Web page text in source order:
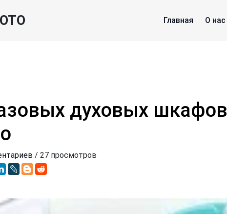
Главная О нас
духовых шкафов
/ 27 просмотров